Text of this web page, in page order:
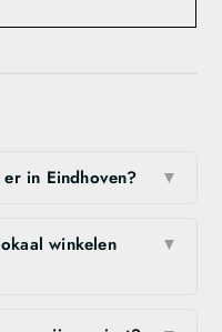
in Eindhoven? ▼
winkelen
▼